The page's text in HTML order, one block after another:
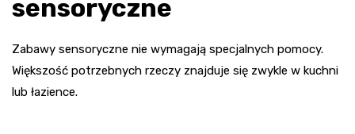
sensoryczne
Zabawy sensoryczne nie wymagają specjalnych pomocy.
Większość potrzebnych rzeczy znajduje się zwykle w kuchni
lub łazience.